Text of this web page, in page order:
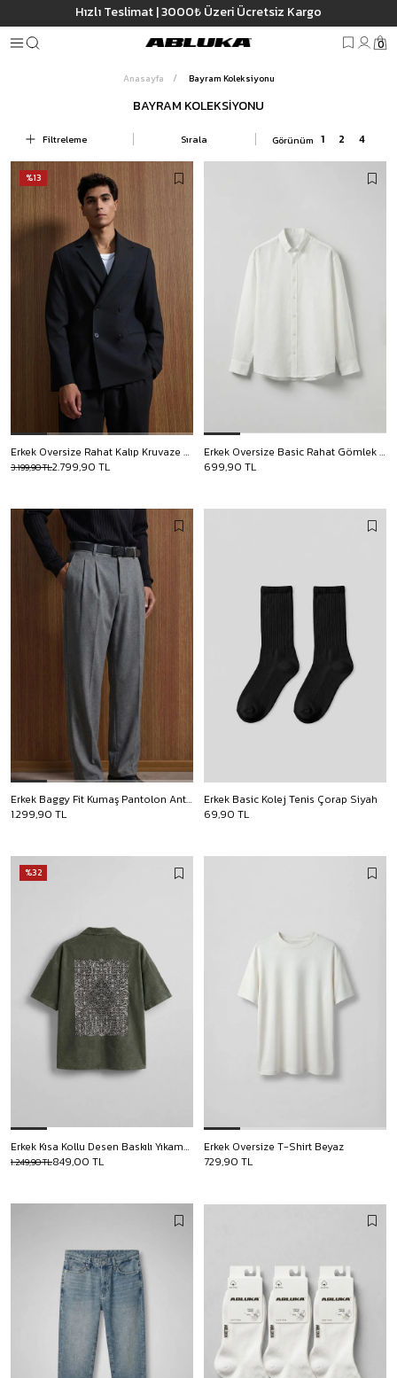
Hızlı Teslimat | 3000₺ Üzeri Ücretsiz Kargo
0
Anasayfa Bayram Koleksiyonu
BAYRAM KOLEKSIYONU
Filtreleme Sırala
%13
Erkek Oversize Rahat Kalıp Kruvaze Takım Elbise Siyah
2.799,90 TL
3.199,90 TL
Erkek Oversize Basic Rahat Gömlek Beyaz
699,90 TL
Erkek Baggy Fit Kumaş Pantolon Antrasit
1.299,90 TL
Erkek Basic Kolej Tenis Çorap Siyah
69,90 TL
%32
Erkek Kısa Kollu Desen Baskılı Yıkamalı Oversize Gömlek Haki
849,00 TL
1.249,90 TL
Erkek Oversize T-Shirt Beyaz
729,90 TL